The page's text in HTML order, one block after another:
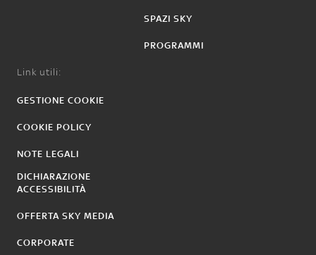
SPAZI SKY
PROGRAMMI
Link utili:
GESTIONE COOKIE
COOKIE POLICY
NOTE LEGALI
DICHIARAZIONE
ACCESSIBILITÀ
OFFERTA SKY MEDIA
CORPORATE